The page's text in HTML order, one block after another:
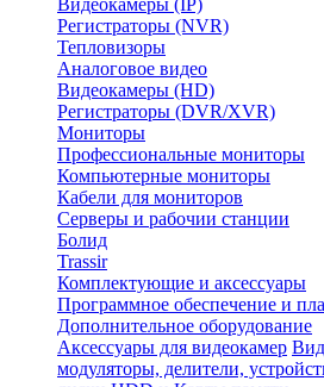
Видеокамеры (IP)
Регистраторы (NVR)
Тепловизоры
Аналоговое видео
Видеокамеры (HD)
Регистраторы (DVR/XVR)
Мониторы
Профессиональные мониторы
Компьютерные мониторы
Кабели для мониторов
Серверы и рабочии станции
Болид
Trassir
Комплектующие и аксессуары
Программное обеспечение и
Дополнительное оборудование
Аксессуары для видеокамер
модуляторы, делители,